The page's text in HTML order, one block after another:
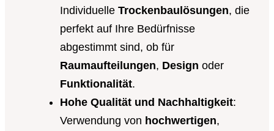
Individuelle Trockenbaulösungen, die
perfekt auf Ihre Bedürfnisse
abgestimmt sind, ob für
Raumaufteilungen, Design oder
Funktionalität.
Hohe Qualität und Nachhaltigkeit:
Verwendung von hochwertigen,